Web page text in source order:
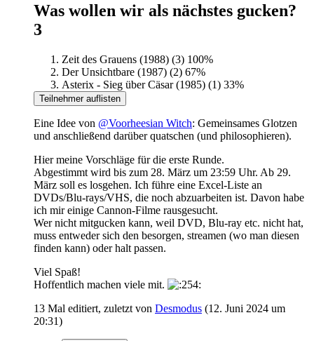
Was wollen wir als nächstes gucken?
3
Zeit des Grauens (1988) (3) 100%
Der Unsichtbare (1987) (2) 67%
Asterix - Sieg über Cäsar (1985) (1) 33%
Teilnehmer auflisten
Eine Idee von @Voorheesian Witch: Gemeinsames Glotzen
und anschließend darüber quatschen (und philosophieren).
Hier meine Vorschläge für die erste Runde.
Abgestimmt wird bis zum 28. März um 23:59 Uhr. Ab 29.
März soll es losgehen. Ich führe eine Excel-Liste an
DVDs/Blu-rays/VHS, die noch abzuarbeiten ist. Davon habe
ich mir einige Cannon-Filme rausgesucht.
Wer nicht mitgucken kann, weil DVD, Blu-ray etc. nicht hat,
muss entweder sich den besorgen, streamen (wo man diesen
finden kann) oder halt passen.
Viel Spaß!
Hoffentlich machen viele mit.
13 Mal editiert, zuletzt von Desmodus (12. Juni 2024 um
20:31)